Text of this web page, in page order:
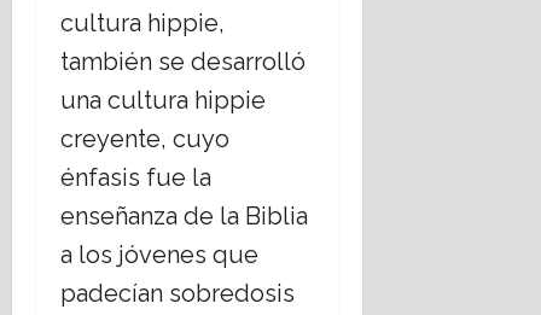
cultura hippie,
también se desarrolló
una cultura hippie
creyente, cuyo
énfasis fue la
enseñanza de la Biblia
a los jóvenes que
padecían sobredosis